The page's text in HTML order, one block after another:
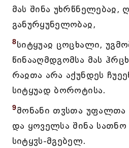
მას შინა უხრწნელებაჲ,
განურყუნელობაჲ,
8სიტყუაჲ ცოცხალი,
წინააღმდგომსა მას
რაჲთა არა აქუნდეს
სიტყუად ბოროტისა.
9მონანი თჳსთა
და ყოველსა შინა სათნო
სიტყჳს-მგებელ.